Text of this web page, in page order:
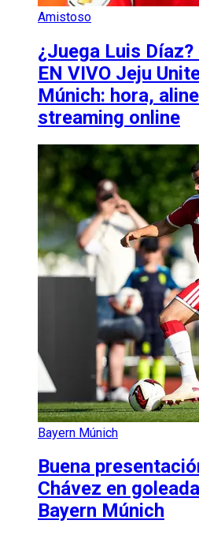
Amistoso
¿Juega Luis Díaz?
EN VIVO Jeju
Múnich: hora,
streaming online
Bayern Múnich
Buena
Chávez en
Bayern Múnich